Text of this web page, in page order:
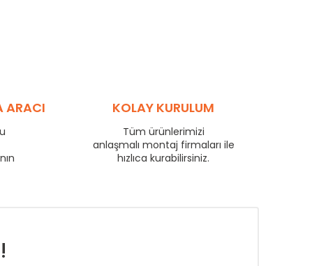
ARACI KOLAY KURULUM
Tüm ürünlerimizi
anlaşmalı montaj firmaları ile
hızlıca kurabilirsiniz.